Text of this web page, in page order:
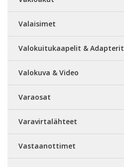
Valaisimet
Valokuitukaapelit & Adapterit
Valokuva & Video
Varaosat
Varavirtalähteet
Vastaanottimet